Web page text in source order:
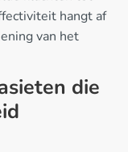
hangt af
van het
die